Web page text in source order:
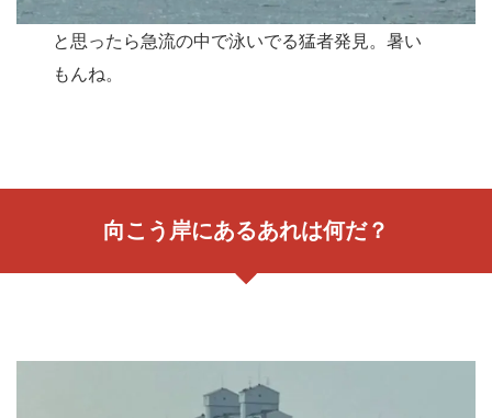
と思ったら急流の中で泳いでる猛者発見。暑い
もんね。
向こう岸にあるあれは何だ？